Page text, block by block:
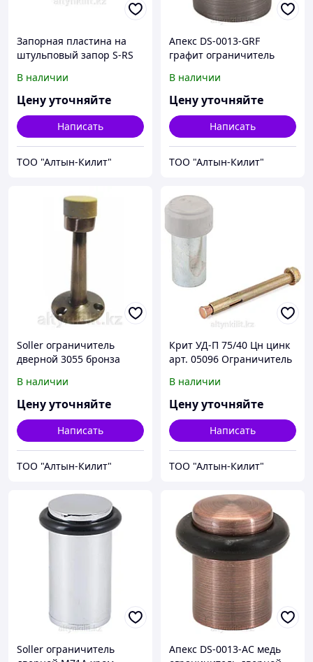
Запорная пластина на
штульповый запор S-RS
В наличии
Цену уточняйте
Написать
ТОО "Алтын-Килит"
Апекс DS-0013-GRF
графит ограничитель
В наличии
Цену уточняйте
Написать
ТОО "Алтын-Килит"
Soller ограничитель
дверной 3055 бронза
В наличии
Цену уточняйте
Написать
ТОО "Алтын-Килит"
Крит УД-П 75/40 Цн цинк
арт. 05096 Ограничитель
В наличии
Цену уточняйте
Написать
ТОО "Алтын-Килит"
Soller ограничитель
Апекс DS-0013-AС медь